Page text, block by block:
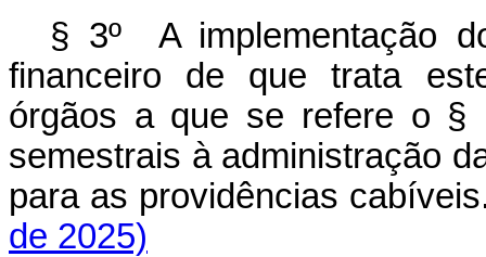
§ 3º A implementação
financeiro
de que trata
órgãos a que se refere o §
semestrais à administração
para as providências
de 2025)